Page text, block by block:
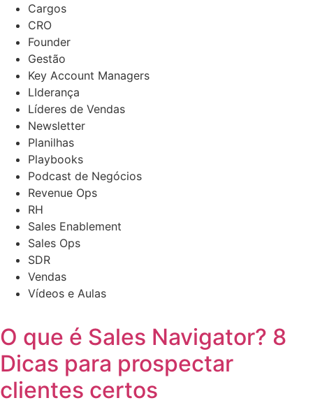
Cargos
CRO
Founder
Gestão
Key Account Managers
LIderança
Líderes de Vendas
Newsletter
Planilhas
Playbooks
Podcast de Negócios
Revenue Ops
RH
Sales Enablement
Sales Ops
SDR
Vendas
Vídeos e Aulas
O que é Sales Navigator? 8
Dicas para prospectar
clientes certos